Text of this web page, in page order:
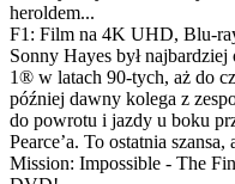
heroldem...
F1: Film na 4K UHD, Blu-
Sonny Hayes był
1® w latach 90-tych, aż do
później dawny kolega z
do powrotu i jazdy u boku
Pearce’a. To ostatnia
Mission: Impossible - The